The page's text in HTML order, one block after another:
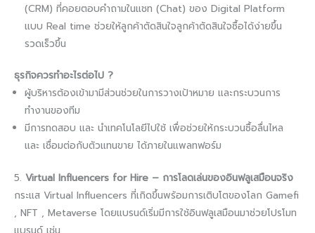
(CRM) ที่คอยตอบคำถามในแชท (Chat) ของ Digital Platform
แบบ Real time ช่วยให้ลูกค้าตัดสินใจลูกค้าตัดสินใจซื้อได้ง่ายขึ้น
รวดเร็วขึ้น
ธุรกิจควรทำอะไรต่อไป ?
ผู้บริหารต้องเข้ามามีส่วนช่วยในการวางเป้าหมาย และกระบวนการ
ทำงานของทีม
มีการทดสอบ และ นำเทคโนโลยีไปใช้ เพื่อช่วยให้กระบวนซื้อลื่นไหล
และ เชื่อมต่อกับตัวแทนขาย ได้ภายในแพลทฟอร์ม
5. Virtual Influencers for Hire – การโลดเล่นของอินฟลูเสมือนจริง
กระแส Virtual Influencers ที่เกิดขึ้นพร้อมการเติบโตของโลก Gamefi
, NFT , Metaverse โดยแบรนด์เริ่มมีการใช้อินฟลูเสมือนมาช่วยโปรโมท